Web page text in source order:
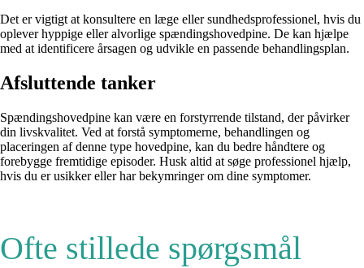
Det er vigtigt at konsultere en læge eller sundhedsprofessionel, hvis du
oplever hyppige eller alvorlige spændingshovedpine. De kan hjælpe
med at identificere årsagen og udvikle en passende behandlingsplan.
Afsluttende tanker
Spændingshovedpine kan være en forstyrrende tilstand, der påvirker
din livskvalitet. Ved at forstå symptomerne, behandlingen og
placeringen af denne type hovedpine, kan du bedre håndtere og
forebygge fremtidige episoder. Husk altid at søge professionel hjælp,
hvis du er usikker eller har bekymringer om dine symptomer.
Ofte stillede spørgsmål